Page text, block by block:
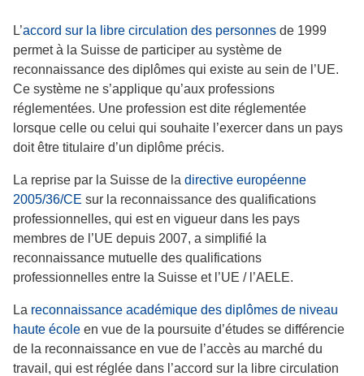
L’accord sur la libre circulation des personnes de 1999
permet à la Suisse de participer au système de
reconnaissance des diplômes qui existe au sein de l’UE.
Ce système ne s’applique qu’aux professions
réglementées. Une profession est dite réglementée
lorsque celle ou celui qui souhaite l’exercer dans un pays
doit être titulaire d’un diplôme précis.
La reprise par la Suisse de la directive européenne
2005/36/CE sur la reconnaissance des qualifications
professionnelles, qui est en vigueur dans les pays
membres de l’UE depuis 2007, a simplifié la
reconnaissance mutuelle des qualifications
professionnelles entre la Suisse et l’UE / l’AELE.
La reconnaissance académique des diplômes de niveau
haute école en vue de la poursuite d’études se différencie
de la reconnaissance en vue de l’accès au marché du
travail, qui est réglée dans l’accord sur la libre circulation